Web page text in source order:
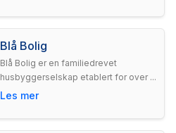
Blå Bolig
Blå Bolig er en familiedrevet
husbyggerselskap etablert for over ...
Les mer